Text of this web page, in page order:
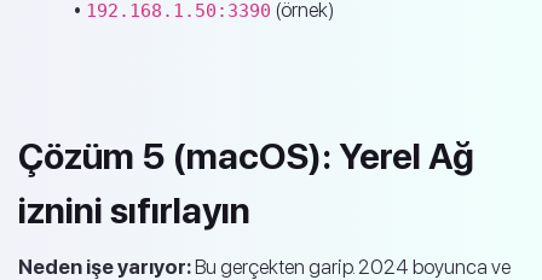
• 192.168.1.50:3390 (örnek)
Çözüm 5 (macOS): Yerel Ağ
iznini sıfırlayın
Neden işe yarıyor:Bu gerçekten garip. 2024 boyunca ve